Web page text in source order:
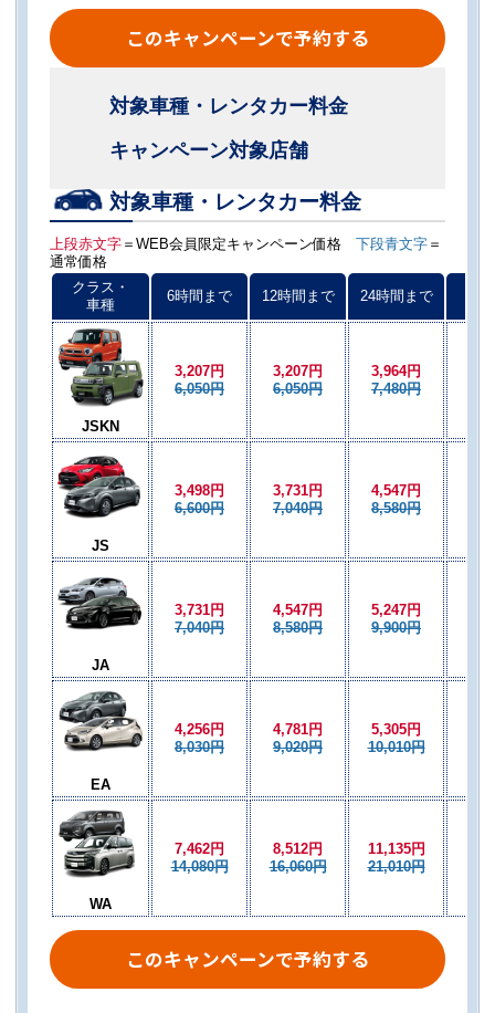
このキャンペーンで予約する
対象車種・レンタカー料金
キャンペーン対象店舗
対象車種・レンタカー料金
上段赤文字 ＝WEB会員限定キャンペーン価格 下段青文字 ＝
通常価格
クラス・
車種
6時間まで 12時間まで 24時間まで
JSKN
3,207円
6,050円
3,207円
6,050円
3,964円
7,480円
JS
3,498円
6,600円
3,731円
7,040円
4,547円
8,580円
JA
3,731円
7,040円
4,547円
8,580円
5,247円
9,900円
EA
4,256円
8,030円
4,781円
9,020円
5,305円
10,010円
WA
7,462円
14,080円
8,512円
16,060円
11,135円
21,010円
このキャンペーンで予約する